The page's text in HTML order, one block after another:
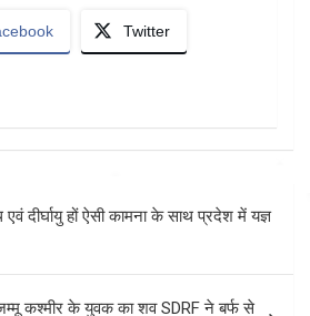
Twitter
दीर्घायु हों ऐसी कामना के साथ प्रदेश में यज्ञ
कश्मीर के युवक का शव SDRF ने बर्फ से